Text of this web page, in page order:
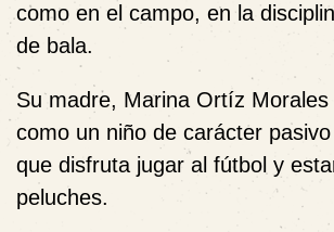
como en el campo, en la
de bala.
Su madre, Marina Ortíz Morales
como un niño de carácter
que disfruta jugar al fútbol y
peluches.